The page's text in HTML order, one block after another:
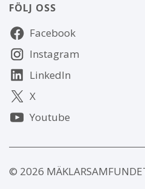
FÖLJ OSS
Följ
oss Facebook
Instagram
LinkedIn
X
Youtube
© 2026